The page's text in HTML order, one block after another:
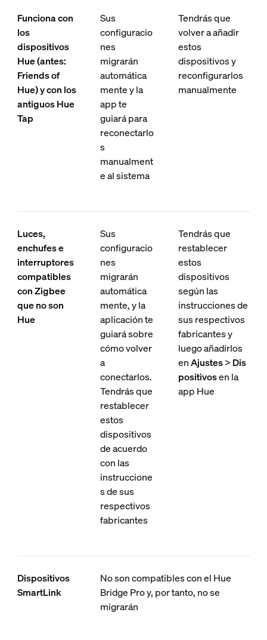
Funciona con
los
dispositivos
Hue (antes:
Friends of
Hue) y con los
antiguos Hue
Tap
Sus
configuracio
nes
migrarán
automática
mente y la
app te
guiará para
reconectarlo
s
manualment
e al sistema
Tendrás que
volver a añadir
estos
dispositivos y
reconfigurarlos
manualmente
Luces,
enchufes e
interruptores
compatibles
con Zigbee
que no son
Hue
Sus
configuracio
nes
migrarán
automática
mente, y la
aplicación te
guiará sobre
cómo volver
a
conectarlos.
Tendrás que
restablecer
estos
dispositivos
de acuerdo
con las
instruccione
s de sus
respectivos
fabricantes
Tendrás que
restablecer
estos
dispositivos
según las
instrucciones de
sus respectivos
fabricantes y
luego añadirlos
enAjustes> Dis
positivosen la
app Hue
Dispositivos
SmartLink
No son compatibles con el Hue
Bridge Pro y, por tanto, no se
migrarán